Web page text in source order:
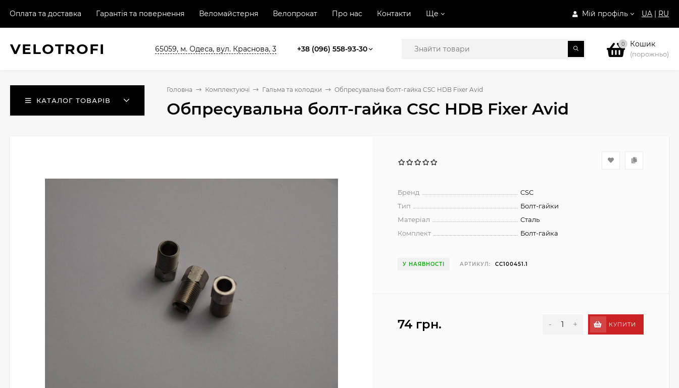
Мій профіль UA | RU
Оплата та доставка Гарантія та повернення Веломайстерня Велопрокат Про нас Контакти Ще
VELOTROFI 65059, м. Одеса, вул. Краснова, 3 +38 (096) 558-93-30 0 Кошик
(порожньо)
КАТАЛОГ ТОВАРІВ
Головна Комплектуючі Гальма та колодки Обпресувальна болт-гайка CSC HDB Fixer Avid
Обпресувальна болт-гайка CSC HDB Fixer Avid
Бренд
CSC
Тип
Болт-гайки
Матеріал
Сталь
Комплект
Болт-гайка
У НАЯВНОСТІ АРТИКУЛ: CC100451.1
74 грн. - + КУПИТИ